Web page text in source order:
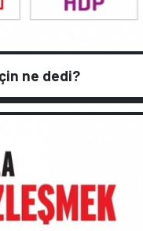
ne dedi?